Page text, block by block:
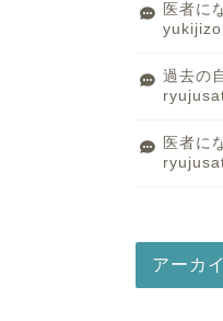
医者に
yukijizo
過去の
医者に
アーカ